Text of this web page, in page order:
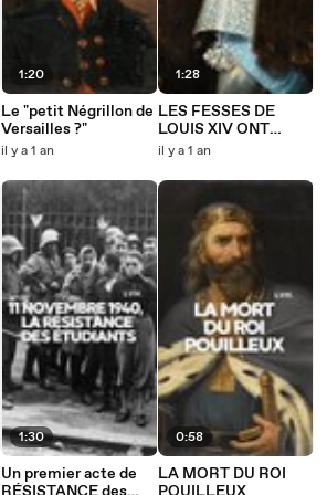
1:20
Le "petit Négrillon de
Versailles ?"
il y a 1 an
1:30
Un premier acte de
1:28
LES FESSES DE
LOUIS XIV ONT
CHANGÉ L'HISTOIRE
il y a 1 an
0:58
LA MORT DU ROI